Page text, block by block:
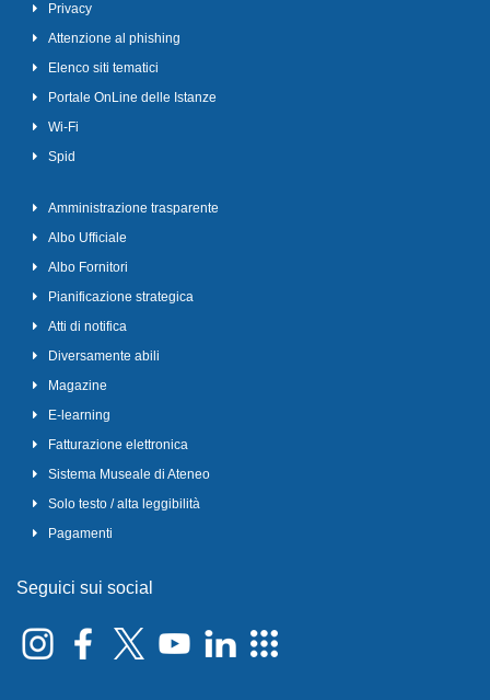
Privacy
Attenzione al phishing
Elenco siti tematici
Portale OnLine delle Istanze
Wi-Fi
Spid
Amministrazione trasparente
Albo Ufficiale
Albo Fornitori
Pianificazione strategica
Atti di notifica
Diversamente abili
Magazine
E-learning
Fatturazione elettronica
Sistema Museale di Ateneo
Solo testo / alta leggibilità
Pagamenti
Seguici sui social